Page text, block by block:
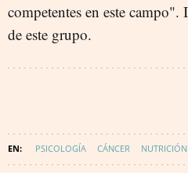
competentes en este
de este grupo.
PSICOLOGÍA CÁNCER NUTRICIÓN